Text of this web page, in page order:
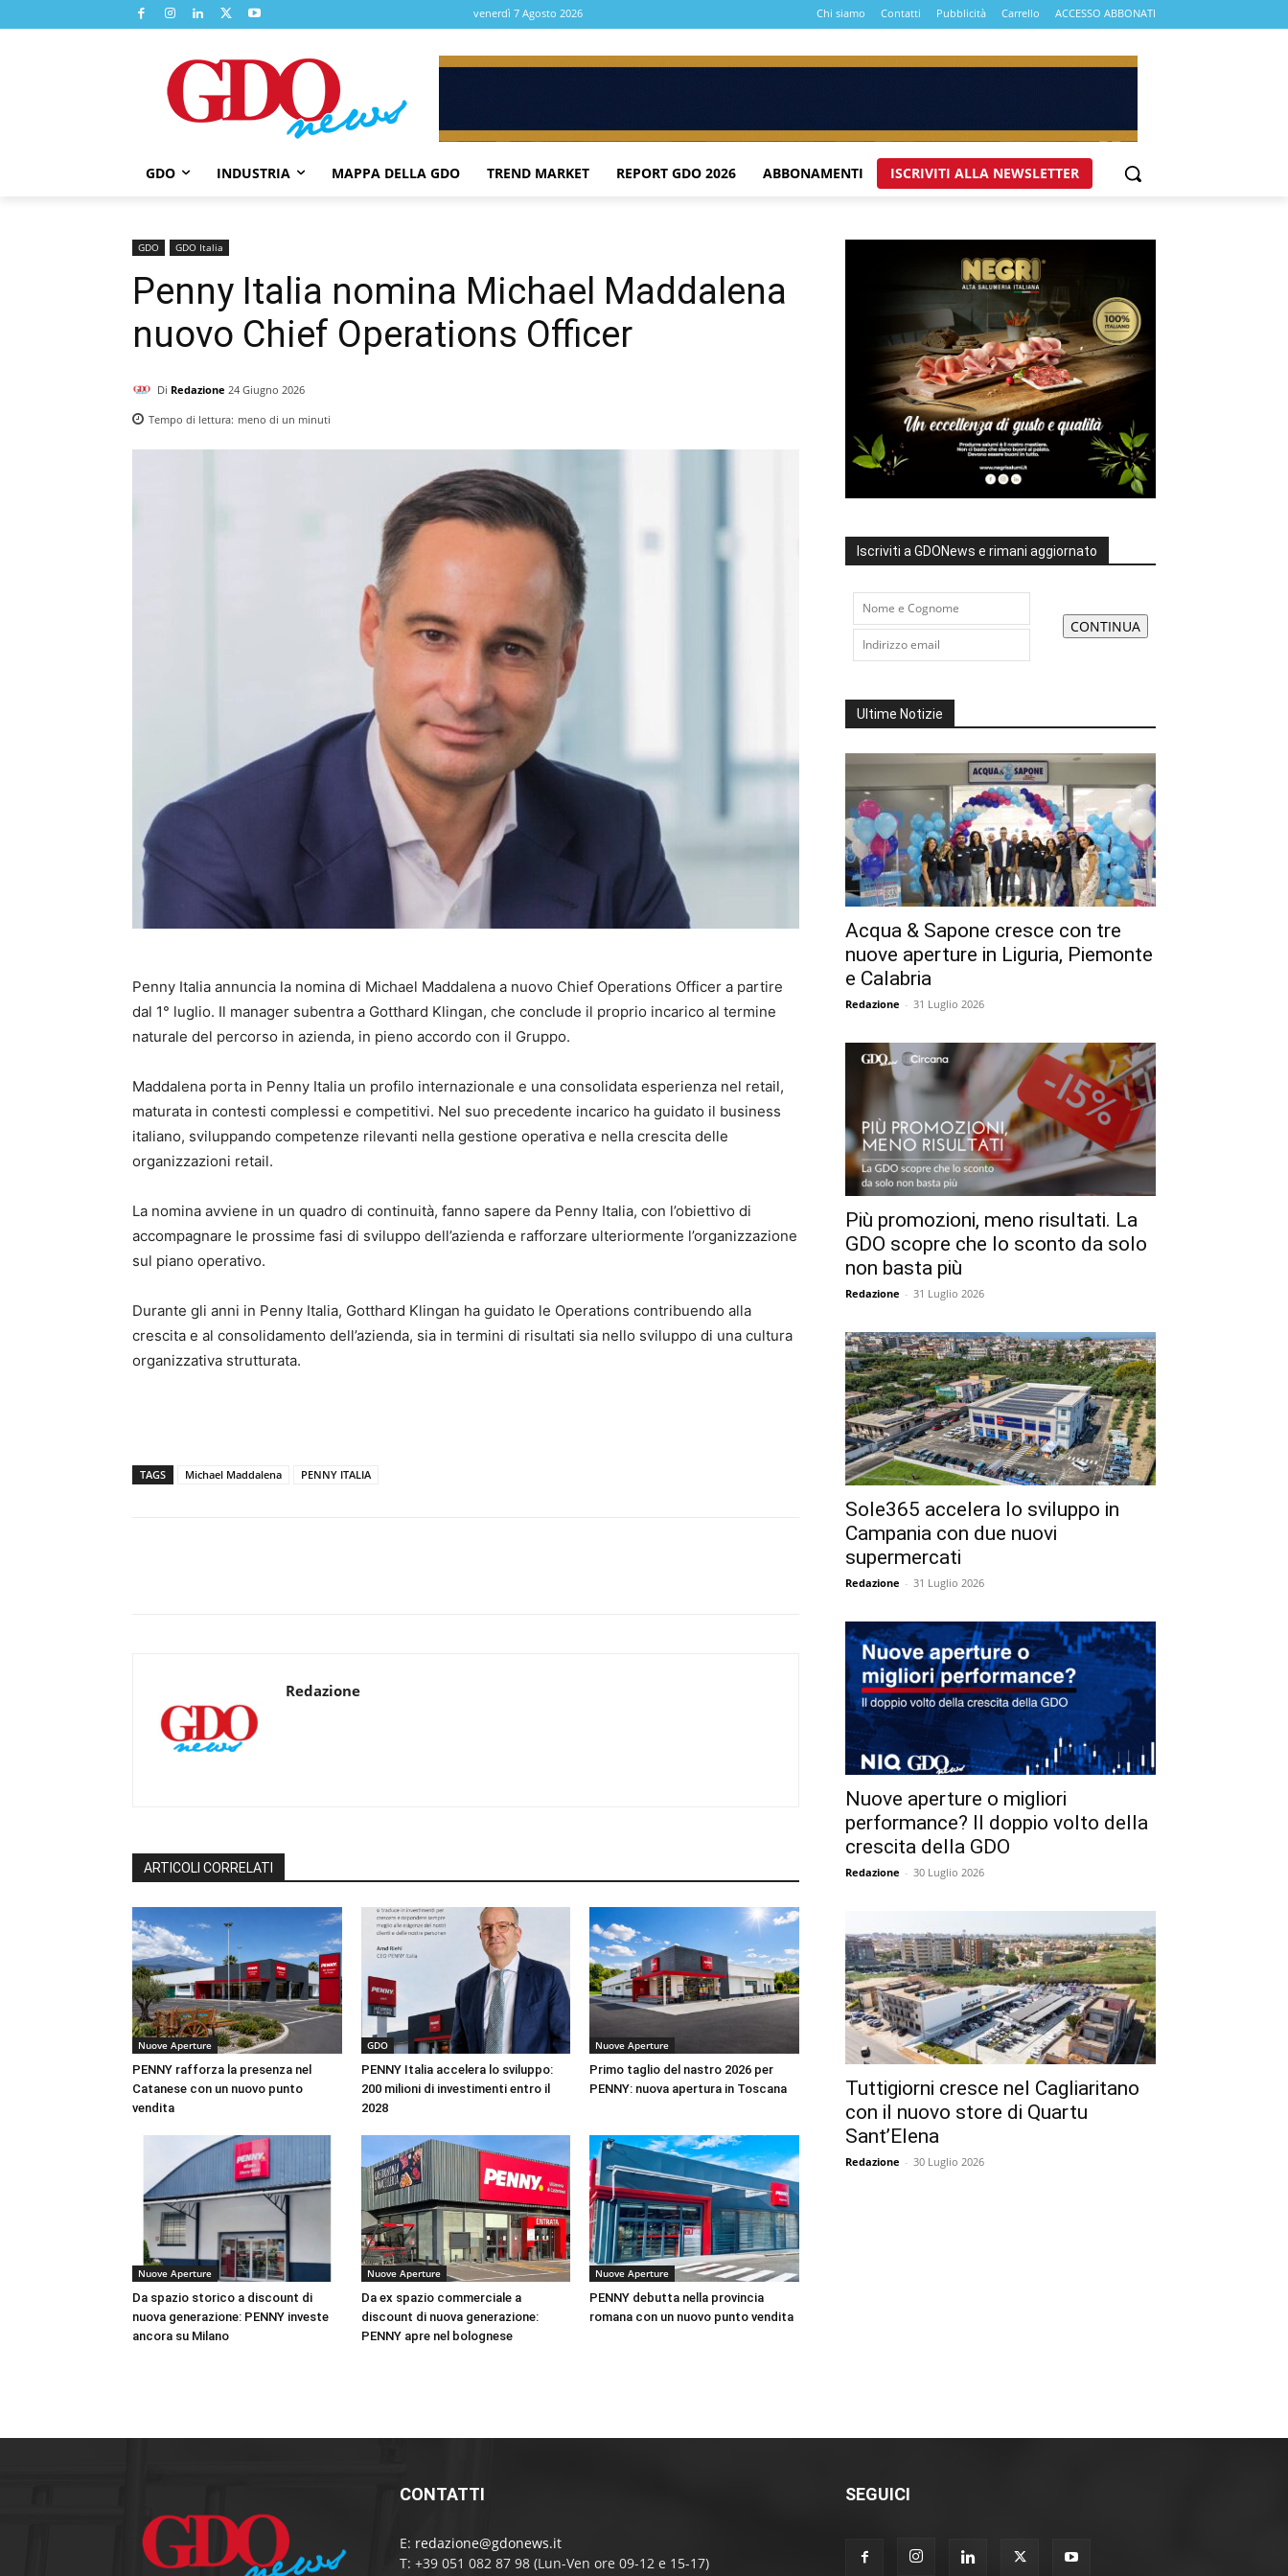
venerdì 7 Agosto 2026 Chi siamo Contatti Pubblicità Carrello ACCESSO ABBONATI
GDO INDUSTRIA MAPPA DELLA GDO TREND MARKET REPORT GDO 2026 ABBONAMENTI ISCRIVITI ALLA NEWSLETTER
GDO GDO Italia
Penny Italia nomina Michael Maddalena
nuovo Chief Operations Officer
Di Redazione 24 Giugno 2026
Tempo di lettura: meno di un minuti
Penny Italia annuncia la nomina di Michael Maddalena a nuovo Chief Operations Officer a partire
dal 1° luglio. Il manager subentra a Gotthard Klingan, che conclude il proprio incarico al termine
naturale del percorso in azienda, in pieno accordo con il Gruppo.
Maddalena porta in Penny Italia un profilo internazionale e una consolidata esperienza nel retail,
maturata in contesti complessi e competitivi. Nel suo precedente incarico ha guidato il business
italiano, sviluppando competenze rilevanti nella gestione operativa e nella crescita delle
organizzazioni retail.
La nomina avviene in un quadro di continuità, fanno sapere da Penny Italia, con l’obiettivo di
accompagnare le prossime fasi di sviluppo dell’azienda e rafforzare ulteriormente l’organizzazione
sul piano operativo.
Durante gli anni in Penny Italia, Gotthard Klingan ha guidato le Operations contribuendo alla
crescita e al consolidamento dell’azienda, sia in termini di risultati sia nello sviluppo di una cultura
organizzativa strutturata.
TAGS Michael Maddalena PENNY ITALIA
Redazione
ARTICOLI CORRELATI
Nuove Aperture
PENNY rafforza la presenza nel
Catanese con un nuovo punto
vendita
GDO
PENNY Italia accelera lo sviluppo:
200 milioni di investimenti entro il
2028
Nuove Aperture
Primo taglio del nastro 2026 per
PENNY: nuova apertura in Toscana
Nuove Aperture
Da spazio storico a discount di
nuova generazione: PENNY investe
ancora su Milano
Nuove Aperture
Da ex spazio commerciale a
discount di nuova generazione:
PENNY apre nel bolognese
Nuove Aperture
PENNY debutta nella provincia
romana con un nuovo punto vendita
Iscriviti a GDONews e rimani aggiornato
Ultime Notizie
Acqua & Sapone cresce con tre
nuove aperture in Liguria, Piemonte
e Calabria
Redazione - 31 Luglio 2026
Più promozioni, meno risultati. La
GDO scopre che lo sconto da solo
non basta più
Redazione - 31 Luglio 2026
Sole365 accelera lo sviluppo in
Campania con due nuovi
supermercati
Redazione - 31 Luglio 2026
Nuove aperture o migliori
performance? Il doppio volto della
crescita della GDO
Redazione - 30 Luglio 2026
Tuttigiorni cresce nel Cagliaritano
con il nuovo store di Quartu
Sant’Elena
Redazione - 30 Luglio 2026
CONTATTI
E: redazione@gdonews.it
T: +39 051 082 87 98 (Lun-Ven ore 09-12 e 15-17)
SEGUICI